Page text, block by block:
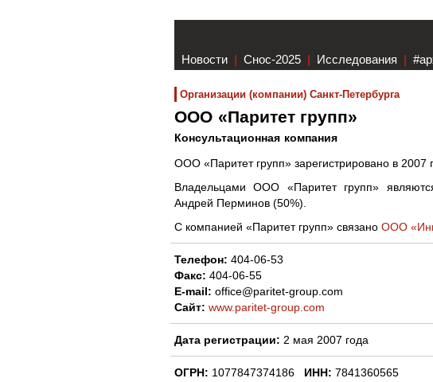
Новости | Снос-2025 | Исследования |
Организации (компании) Санкт-Петербурга
ООО «Паритет групп»
Консультационная компания
ООО «Паритет групп» зарегистрировано в 2007
Владельцами ООО «Паритет групп»
Андрей Перминов (50%).
С компанией «Паритет групп» связано ООО
Телефон: 404-06-53
Факс: 404-06-55
E-mail: office@paritet-group.com
Сайт: www.paritet-group.com
Дата регистрации: 2 мая 2007 года
ОГРН: 1077847374186 ИНН: 7841360565